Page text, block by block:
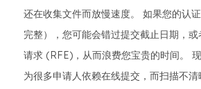
还在收集文件而放慢速度。 如果您的认
完整），您可能会错过提交截止日期，
请求 (RFE)，从而浪费您宝贵的时间。
为很多申请人依赖在线提交，而扫描不